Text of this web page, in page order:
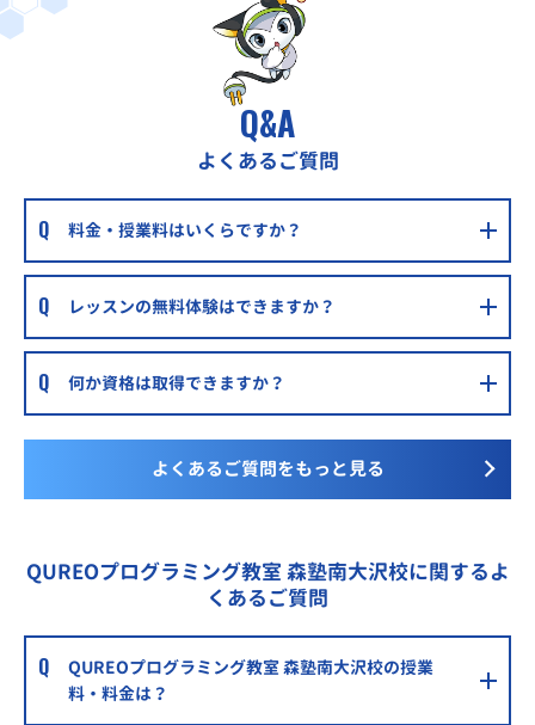
Q&A
よくあるご質問
料金・授業料はいくらですか？
レッスンの無料体験はできますか？
何か資格は取得できますか？
よくあるご質問をもっと見る
QUREOプログラミング教室 森塾南大沢校に関するよ
くあるご質問
QUREOプログラミング教室 森塾南大沢校の授業
料・料金は？